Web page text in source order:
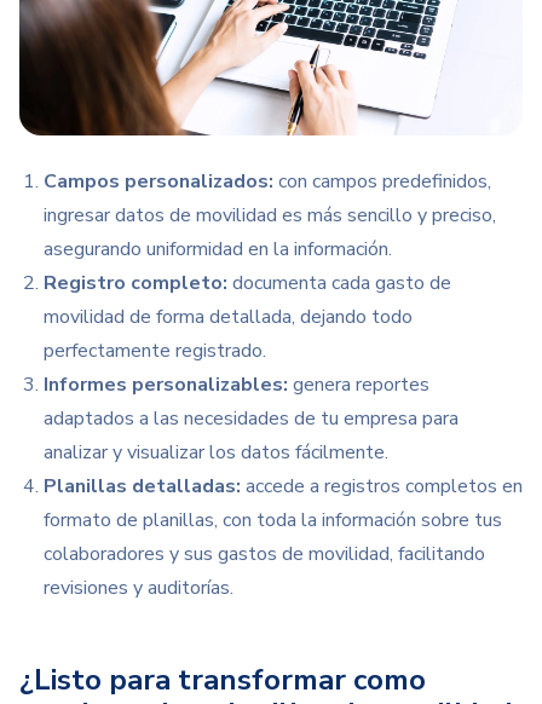
Campos personalizados: con campos predefinidos,
ingresar datos de movilidad es más sencillo y preciso,
asegurando uniformidad en la información.
Registro completo: documenta cada gasto de
movilidad de forma detallada, dejando todo
perfectamente registrado.
Informes personalizables: genera reportes
adaptados a las necesidades de tu empresa para
analizar y visualizar los datos fácilmente.
Planillas detalladas: accede a registros completos en
formato de planillas, con toda la información sobre tus
colaboradores y sus gastos de movilidad, facilitando
revisiones y auditorías.
¿Listo para transformar como